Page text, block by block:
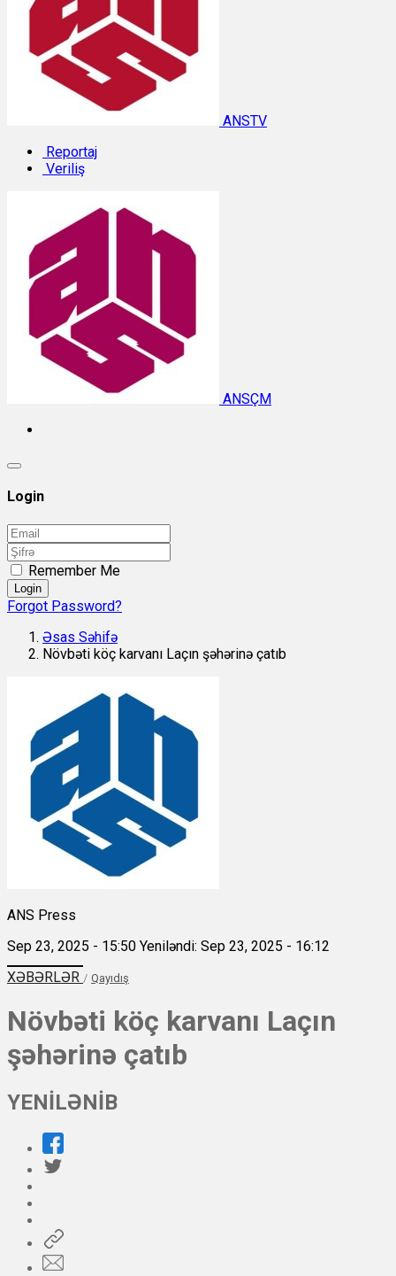
ANSTV
Reportaj
Veriliş
ANSÇM
Login
Remember Me
Login
Forgot Password?
Əsas Səhifə
Növbəti köç karvanı Laçın şəhərinə çatıb
ANS Press
Sep 23, 2025 - 15:50 Yeniləndi: Sep 23, 2025 - 16:12
XƏBƏRLƏR / Qayıdış
Növbəti köç karvanı Laçın
şəhərinə çatıb
YENİLƏNİB